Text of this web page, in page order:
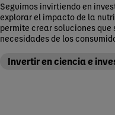
Seguimos invirtiendo en
explorar el impacto de la
permite crear soluciones
necesidades de los
Invertir en ciencia e